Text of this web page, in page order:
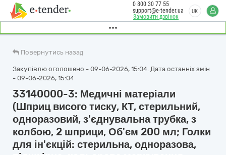
Замовити дзвінок
0 800 30 77 55
support@e-tender.ua
UK
Повернутись назад
Закупівлю оголошено - 09-06-2026, 15:04. Дата останніх змін
- 09-06-2026, 15:04
33140000-3: Медичні матеріали
(Шприц висого тиску, КТ, стерильний,
одноразовий, з'єднувальна трубка, з
колбою, 2 шприци, Об'єм 200 мл; Голки
для ін'єкцій: cтерильна, одноразова,